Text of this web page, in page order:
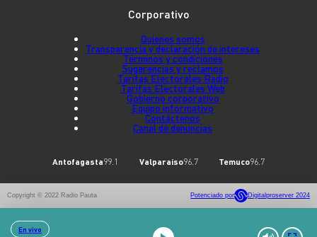
En vivo
Corporativo
Quienes somos
Transparencia y declaración de intereses
Términos y condiciones
Sugerencias y reclamos
Tarifas Electorales Radio
Tarifas Electorales Web
Gobierno corporativo
Equipo informativo
Contáctenos
Canal de denuncias
Antofagasta99.1 Valparaíso96.7 Temuco96.7
Copyright © 2022 Radio Pauta Potenciado por Digitalproserver 2024